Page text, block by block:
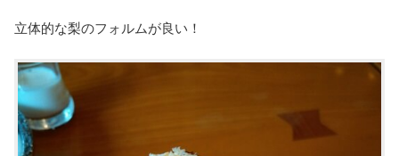
立体的な梨のフォルムが良い！